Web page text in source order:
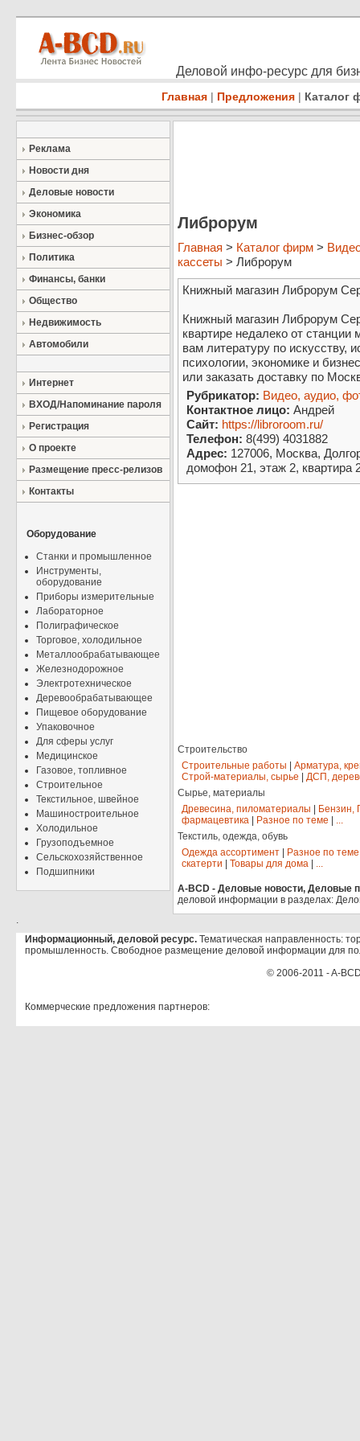
Деловой инфо-ресурс для
Главная | Предложения | Каталог
Реклама
Новости дня
Деловые новости
Экономика
Бизнес-обзор
Политика
Финансы, банки
Общество
Недвижимость
Автомобили
Интернет
ВХОД/Напоминание пароля
Регистрация
О проекте
Размещение пресс-релизов
Контакты
Оборудование
Станки и промышленное
Инструменты,
оборудование
Приборы измерительные
Лабораторное
Полиграфическое
Торговое, холодильное
Металлообрабатывающее
Железнодорожное
Электротехническое
Деревообрабатывающее
Пищевое оборудование
Упаковочное
Для сферы услуг
Медицинское
Газовое, топливное
Строительное
Текстильное, швейное
Машиностроительное
Холодильное
Грузоподъемное
Сельскохозяйственное
Подшипники
Либрорум
Главная > Каталог фирм >
кассеты > Либрорум
Книжный магазин Либрорум
Книжный магазин Либрорум
квартире недалеко от
вам литературу по искусству,
психологии, экономике и
или заказать доставку по
Рубрикатор: Видео, аудио,
Контактное лицо: Андрей
Сайт: https://libroroom.ru/
Телефон: 8(499) 4031882
Адрес: 127006, Москва,
домофон 21, этаж 2, квартира
Строительство
Строительные работы
Арматура,
Строй-материалы, сырье
ДСП,
Сырье, материалы
Древесина, пиломатериалы
Бензин,
фармацевтика
Разное по теме
...
Текстиль, одежда, обувь
Одежда ассортимент
Разное по теме
скатерти
Товары для дома ...
A-BCD - Деловые новости, Деловые
деловой информации в разделах:
.
Информационный, деловой ресурс. Тематическая направленность:
промышленность. Свободное размещение деловой информации для
© 2006-2011 - A-
Коммерческие предложения партнеров: